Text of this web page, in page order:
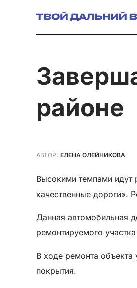
Завершается ремонт автодороги в Солнечном
районе
АВТОР: ЕЛЕНА ОЛЕЙНИКОВА
Высокими темпами идут
качественные дороги».
Данная автомобильная
ремонтируемого
В ходе ремонта
покрытия.